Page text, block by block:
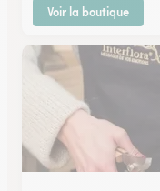
Voir la boutique